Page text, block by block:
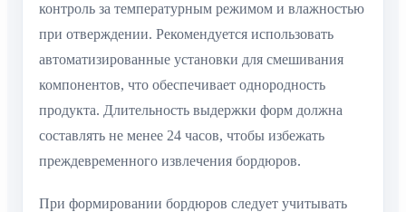
контроль за температурным режимом и влажностью
при отверждении. Рекомендуется использовать
автоматизированные установки для смешивания
компонентов, что обеспечивает однородность
продукта. Длительность выдержки форм должна
составлять не менее 24 часов, чтобы избежать
преждевременного извлечения бордюров.
При формировании бордюров следует учитывать